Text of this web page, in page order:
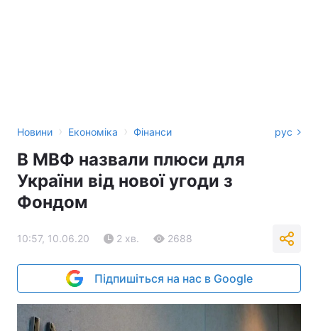
Новини › Економіка › Фінанси рус
В МВФ назвали плюси для
України від нової угоди з
Фондом
10:57, 10.06.20 2 хв. 2688
Підпишіться на нас в Google